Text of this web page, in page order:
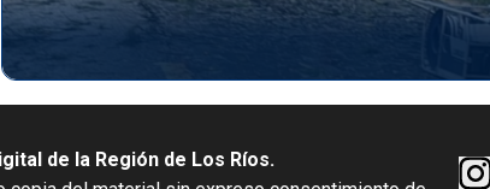
de la Región de Los Ríos.